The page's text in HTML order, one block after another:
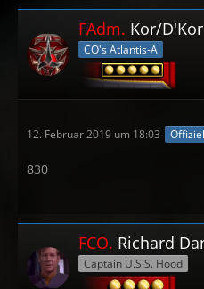
FAdm. Kor/D'Kor
CO's Atlantis-A
12. Februar 2019 um 18:03
830
FCO. Richard
Captain U.S.S. Hood